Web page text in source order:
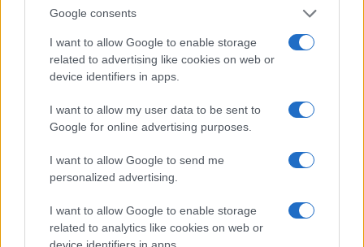
Google consents
I want to allow Google to enable storage
related to advertising like cookies on web or
device identifiers in apps.
I want to allow my user data to be sent to
Google for online advertising purposes.
I want to allow Google to send me
personalized advertising.
I want to allow Google to enable storage
related to analytics like cookies on web or
device identifiers in apps.
design
Camilla Fiore · 9 Ago 2026